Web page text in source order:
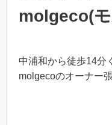
molgeco(
中浦和から徒歩14分
molgecoのオーナー